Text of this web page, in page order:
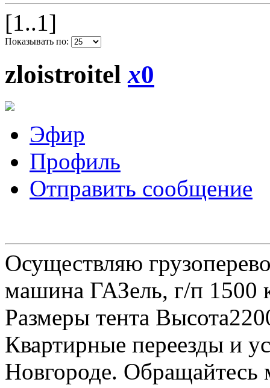
[1..1]
Показывать по:
zloistroitelx0
Эфир
Профиль
Отправить сообщение
Осуществляю
машина ГАЗель, г/п 1500
Размеры тента
Квартирные переезды и
Новгороде.